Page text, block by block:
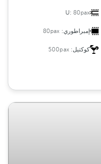
U: 80pax
إمبراطوري: 80pax
كوكتيل:500pax